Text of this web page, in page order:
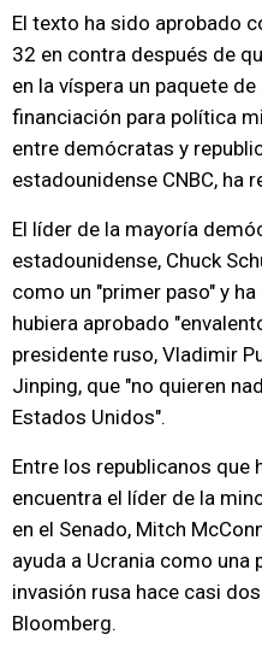
El texto ha sido aprobado
32 en contra después de
en la víspera un paquete
financiación para política
entre demócratas y
estadounidense CNBC, ha
El líder de la mayoría
estadounidense, Chuck
como un "primer paso" y
hubiera aprobado
presidente ruso, Vladimir
Jinping, que "no quieren
Estados Unidos".
Entre los republicanos que
encuentra el líder de la
en el Senado, Mitch
ayuda a Ucrania como
invasión rusa hace casi
Bloomberg.